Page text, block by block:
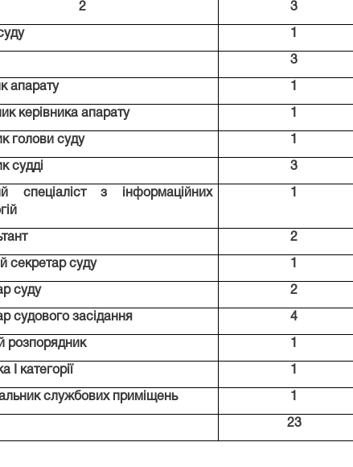
2 3
3
апарату
керівника апарату
голови суду
судді 3
спеціаліст з інформаційних
2
секретар суду
суду 2
судового засідання 4
розпорядник
І категорії
службових приміщень
23